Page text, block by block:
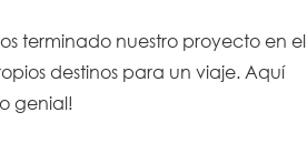
terminado nuestro proyecto en el
destinos para un viaje. Aquí
genial!